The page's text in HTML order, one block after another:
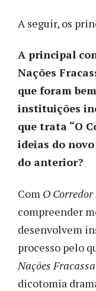
A seguir, os
A principal
Nações
que foram
instituições
que trata “O
ideias do
do anterior?
Com O
compreender
desenvolvem
processo pelo
Nações
dicotomia